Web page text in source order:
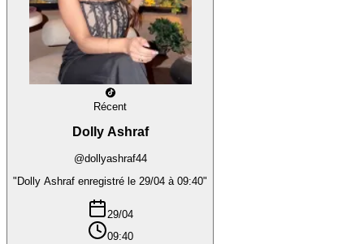
Récent
Dolly Ashraf
@dollyashraf44
"Dolly Ashraf enregistré le 29/04 à 09:40"
29/04
09:40